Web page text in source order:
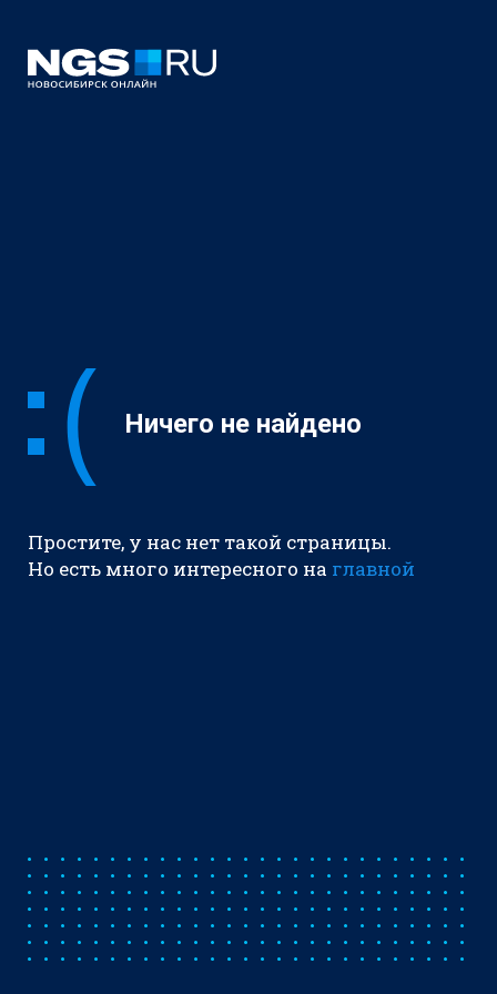
Ничего не найдено
Простите, у нас нет такой страницы.
Но есть много интересного на главной